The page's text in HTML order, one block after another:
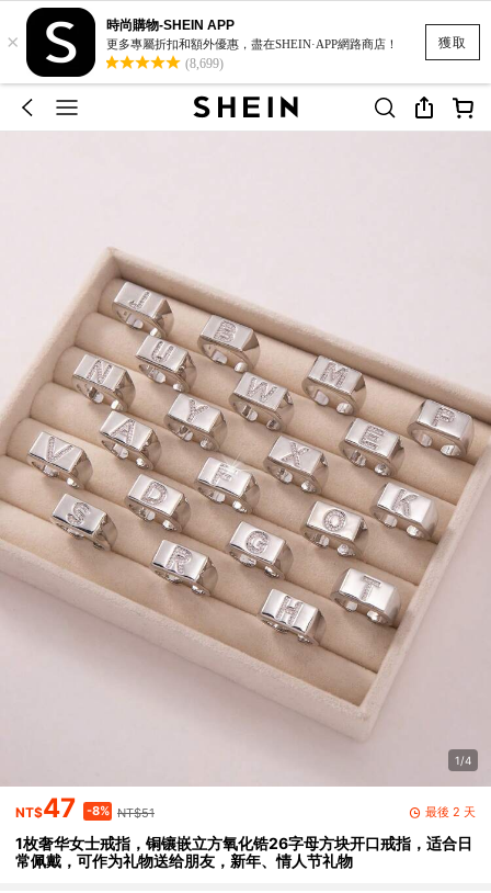
獲取
×
時尚購物-SHEIN APP
更多專屬折扣和額外優惠，盡在SHEIN·APP網路商店！
(8,699)
1/4
NT$47 -8% NT$51 最後 2 天
1枚奢华女士戒指，铜镶嵌立方氧化锆26字母方块开口戒指，适合日
常佩戴，可作为礼物送给朋友，新年、情人节礼物